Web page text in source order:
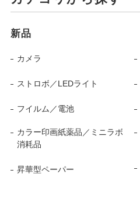
新品
カメラ
ストロボ／LEDライト
フイルム／電池
カラー印画紙薬品／ミニラボ
消耗品
昇華型ペーパー